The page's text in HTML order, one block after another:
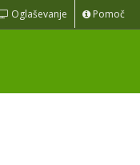
Oglaševanje Pomoč